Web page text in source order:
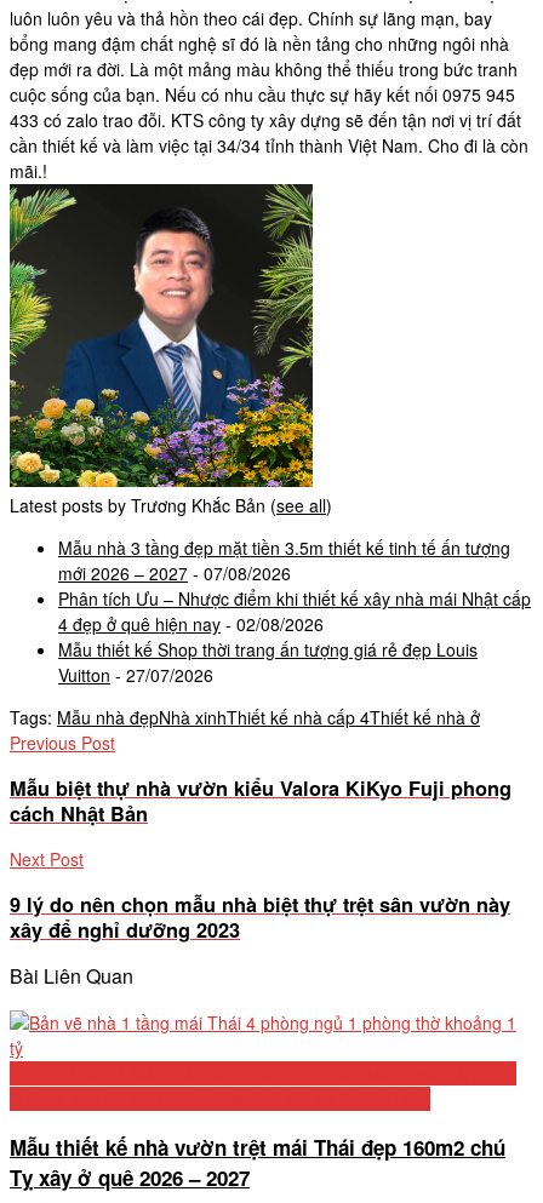
luôn luôn yêu và thả hồn theo cái đẹp. Chính sự lãng mạn, bay
bổng mang đậm chất nghệ sĩ đó là nền tảng cho những ngôi nhà
đẹp mới ra đời. Là một mảng màu không thể thiếu trong bức tranh
cuộc sống của bạn. Nếu có nhu cầu thực sự hãy kết nối 0975 945
433 có zalo trao đỗi. KTS công ty xây dựng sẽ đến tận nơi vị trí đất
cần thiết kế và làm việc tại 34/34 tỉnh thành Việt Nam. Cho đi là còn
mãi.!
Latest posts by Trương Khắc Bản (see all)
Mẫu nhà 3 tầng đẹp mặt tiền 3.5m thiết kế tinh tế ấn tượng
mới 2026 – 2027 - 07/08/2026
Phân tích Ưu – Nhược điểm khi thiết kế xây nhà mái Nhật cấp
4 đẹp ở quê hiện nay - 02/08/2026
Mẫu thiết kế Shop thời trang ấn tượng giá rẻ đẹp Louis
Vuitton - 27/07/2026
Tags: Mẫu nhà đẹpNhà xinhThiết kế nhà cấp 4Thiết kế nhà ở
Previous Post
Mẫu biệt thự nhà vườn kiểu Valora KiKyo Fuji phong
cách Nhật Bản
Next Post
9 lý do nên chọn mẫu nhà biệt thự trệt sân vườn này
xây để nghỉ dưỡng 2023
Bài Liên Quan
Mẫu thiết kế nhà vườn trệt mái Thái đẹp 160m2 chú
Tỵ xây ở quê 2026 – 2027